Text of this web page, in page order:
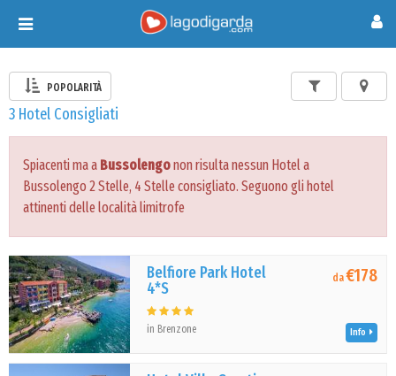
Toggle
navigation
POPOLARITÀ
3 Hotel Consigliati
Spiacenti ma a Bussolengonon risulta nessun Hotel a
Bussolengo 2 Stelle, 4 Stelle consigliato. Seguono gli hotel
attinenti delle località limitrofe
Belfiore Park Hotel
4*S
in Brenzone
da€178
Info